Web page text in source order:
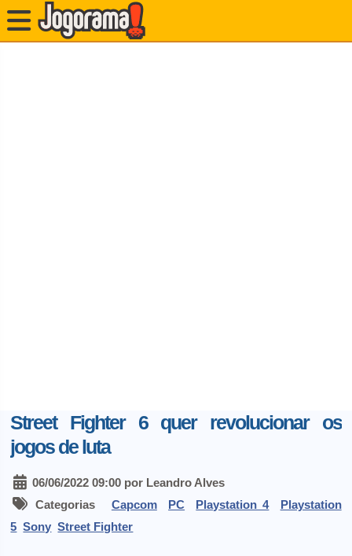
Street Fighter 6 quer revolucionar os
jogos de luta
06/06/2022 09:00 por Leandro Alves
Categorias Capcom PC Playstation 4
Playstation
5 Sony Street Fighter